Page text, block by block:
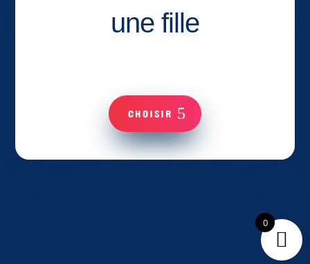
une fille
CHOISIR
0